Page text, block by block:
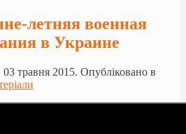
летняя военная
в Украине
03 травня 2015. Опубліковано в